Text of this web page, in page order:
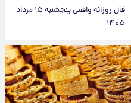
فال روزانه واقعی پنجشنبه ۱۵ مرداد
۱۴۰۵